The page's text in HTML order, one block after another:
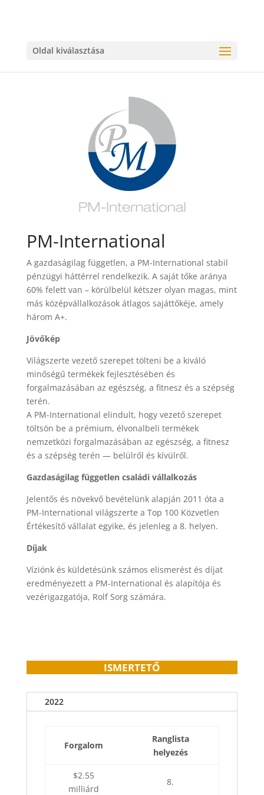
Oldal kiválasztása
PM-International
A gazdaságilag független, a PM-International stabil
pénzügyi háttérrel rendelkezik. A saját tőke aránya
60% felett van – körülbelül kétszer olyan magas, mint
más középvállalkozások átlagos sajáttőkéje, amely
három A+.
Jövőkép
Világszerte vezető szerepet tölteni be a kiváló
minőségű termékek fejlesztésében és
forgalmazásában az egészség, a fitnesz és a szépség
terén.
A PM-International elindult, hogy vezető szerepet
töltsön be a prémium, élvonalbeli termékek
nemzetközi forgalmazásában az egészség, a fitnesz
és a szépség terén — belülről és kívülről.
Gazdaságilag független családi vállalkozás
Jelentős és növekvő bevételünk alapján 2011 óta a
PM-International világszerte a Top 100 Közvetlen
Értékesítő vállalat egyike, és jelenleg a 8. helyen.
Díjak
Víziónk és küldetésünk számos elismerést és díjat
eredményezett a PM-International és alapítója és
vezérigazgatója, Rolf Sorg számára.
ISMERTETŐ
2022
Forgalom
Ranglista
helyezés
$2.55
milliárd
8.